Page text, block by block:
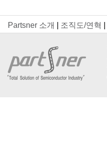
Partsner 소개 조직도/연혁